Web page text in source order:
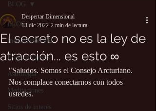
BLOG
Información útil
Eventos/Cursos
Astrología
Meditaciones
Sitios de interés
BLOG
El secreto no es la ley de
atracción... es esto ∞
Despertar Dimensional
13 dic 2022 2 min de lectura
"Saludos. Somos el Consejo Arcturiano.
Nos complace conectarnos con todos
ustedes.